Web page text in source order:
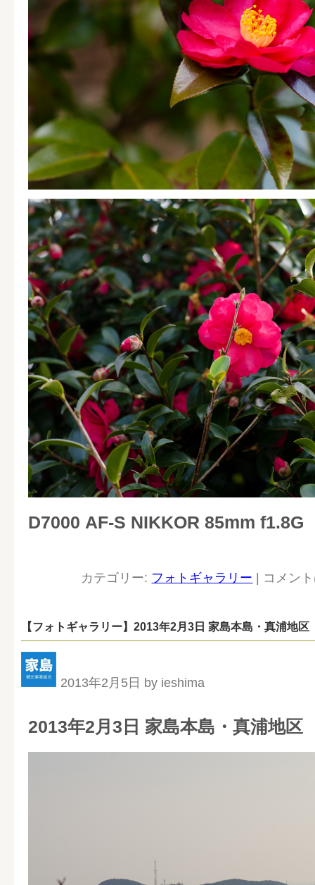
D7000 AF-S NIKKOR 85mm f1.8G
カテゴリー: フォトギャラリー | コメン
【フォトギャラリー】2013年2月3日 家島本島・真浦地区
2013年2月5日 by ieshima
2013年2月3日 家島本島・真浦地区